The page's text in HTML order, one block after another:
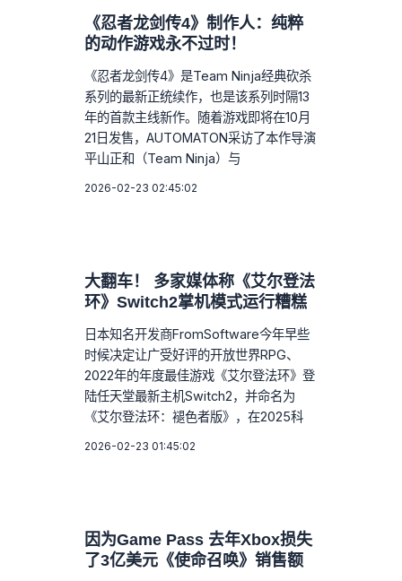
《忍者龙剑传4》制作人：纯粹
的动作游戏永不过时！
《忍者龙剑传4》是Team Ninja经典砍杀
系列的最新正统续作，也是该系列时隔13
年的首款主线新作。随着游戏即将在10月
21日发售，AUTOMATON采访了本作导演
平山正和（Team Ninja）与
2026-02-23 02:45:02
大翻车！ 多家媒体称《艾尔登法
环》Switch2掌机模式运行糟糕
日本知名开发商FromSoftware今年早些
时候决定让广受好评的开放世界RPG、
2022年的年度最佳游戏《艾尔登法环》登
陆任天堂最新主机Switch2，并命名为
《艾尔登法环：褪色者版》，在2025科
2026-02-23 01:45:02
因为Game Pass 去年Xbox损失
了3亿美元《使命召唤》销售额